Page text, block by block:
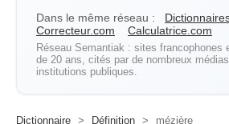
Dans le même réseau :
Correcteur.com
Calculatrice.com
Réseau Semantiak : sites francophones
de 20 ans, cités par de nombreux
institutions publiques.
Dictionnaire > Définition > mézière